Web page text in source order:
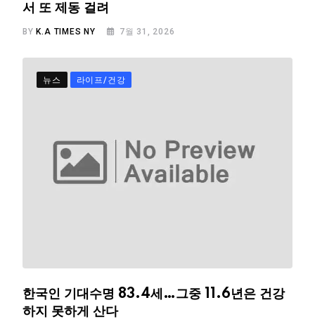
서 또 제동 걸려
BY K.A TIMES NY 7월 31, 2026
뉴스 라이프/건강
한국인 기대수명 83.4세…그중 11.6년은 건강
하지 못하게 산다